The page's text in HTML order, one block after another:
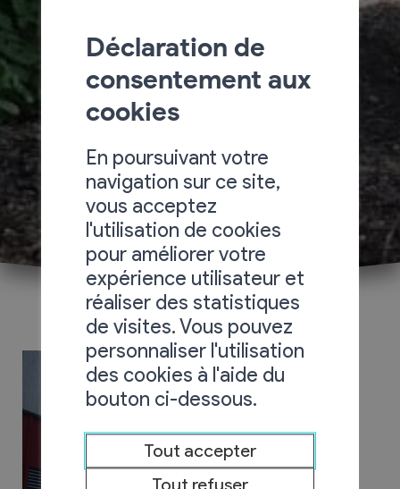
Déclaration de
consentement aux
cookies
En poursuivant votre
navigation sur ce site,
vous acceptez
l'utilisation de cookies
pour améliorer votre
expérience utilisateur et
réaliser des statistiques
de visites. Vous pouvez
personnaliser l'utilisation
des cookies à l'aide du
bouton ci-dessous.
Tout accepter